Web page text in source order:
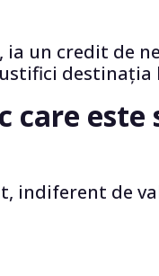
un credit de
destinația
care
indiferent de